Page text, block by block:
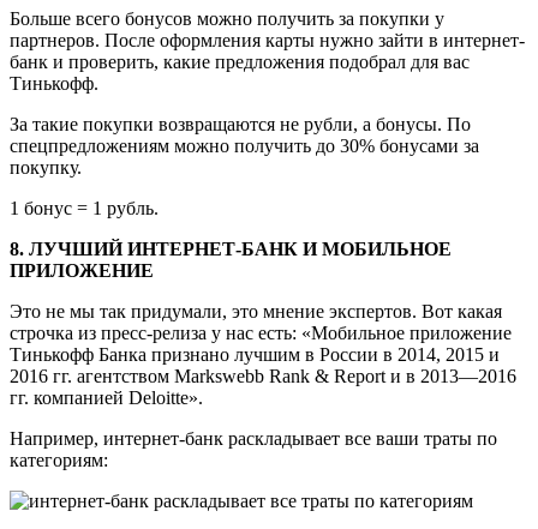
Больше всего бонусов можно получить за покупки у
партнеров. После оформления карты нужно зайти в интернет-
банк и проверить, какие предложения подобрал для вас
Тинькофф.
За такие покупки возвращаются не рубли, а бонусы. По
спецпредложениям можно получить до 30% бонусами за
покупку.
1 бонус = 1 рубль.
8. ЛУЧШИЙ ИНТЕРНЕТ-БАНК И МОБИЛЬНОЕ
ПРИЛОЖЕНИЕ
Это не мы так придумали, это мнение экспертов. Вот какая
строчка из пресс-релиза у нас есть: «Мобильное приложение
Тинькофф Банка признано лучшим в России в 2014, 2015 и
2016 гг. агентством Markswebb Rank & Report и в 2013—2016
гг. компанией Deloitte».
Например, интернет-банк раскладывает все ваши траты по
категориям: